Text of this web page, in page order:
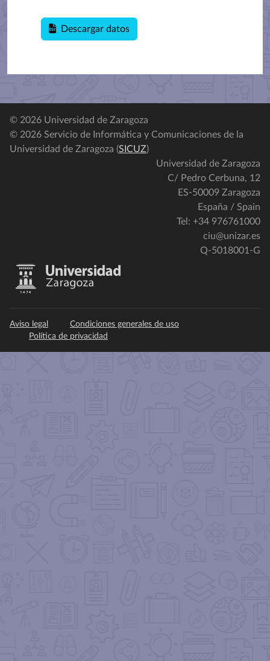
Descargar datos
© 2026 Universidad de Zaragoza
© 2026 Servicio de Informática y Comunicaciones de la
Universidad de Zaragoza (SICUZ)
Universidad de Zaragoza
C/ Pedro Cerbuna, 12
ES-50009 Zaragoza
España / Spain
Tel: +34 976761000
ciu@unizar.es
Q-5018001-G
Aviso legal
Condiciones generales de uso
Política de privacidad